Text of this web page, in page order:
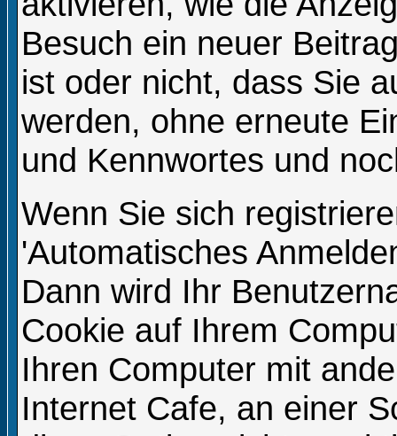
Besuch ein neuer
ist oder nicht, dass Sie
werden, ohne erneute
und Kennwortes und
Wenn Sie sich
'Automatisches
Dann wird Ihr
Cookie auf Ihrem
Ihren Computer mit
Internet Cafe, an einer